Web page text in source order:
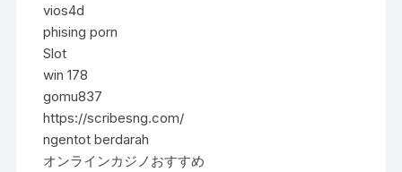
vios4d
phising porn
Slot
win 178
gomu837
https://scribesng.com/
ngentot berdarah
オンラインカジノおすすめ